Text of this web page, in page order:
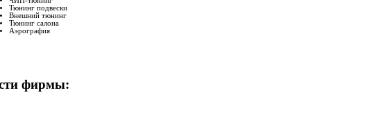
Тюнинг подвески
Внешний тюнинг
Тюнинг салона
Аэрография
фирмы: